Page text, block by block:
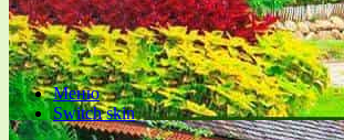
Меню
Switch skin